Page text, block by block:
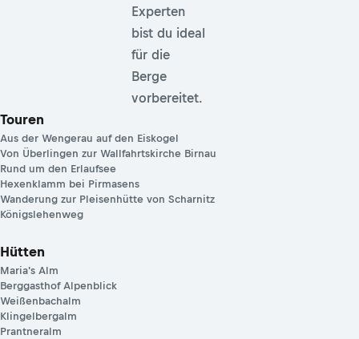
Experten
bist du ideal
für die
Berge
vorbereitet.
Touren
Aus der Wengerau auf den Eiskogel
Von Überlingen zur Wallfahrtskirche Birnau
Rund um den Erlaufsee
Hexenklamm bei Pirmasens
Wanderung zur Pleisenhütte von Scharnitz
Königslehenweg
Hütten
Maria's Alm
Berggasthof Alpenblick
Weißenbachalm
Klingelbergalm
Prantneralm